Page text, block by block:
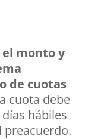
el monto y
de cuotas
cuota debe
hábiles
preacuerdo.